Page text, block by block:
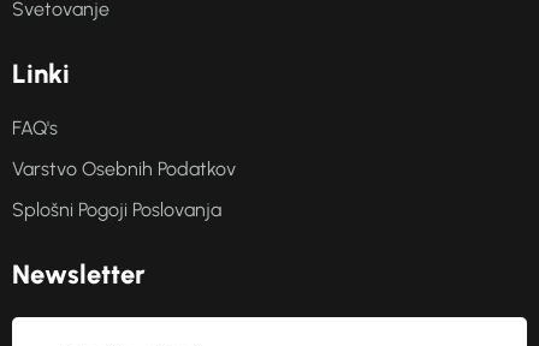
Svetovanje
Linki
FAQ's
Varstvo Osebnih Podatkov
Splošni Pogoji Poslovanja
Newsletter